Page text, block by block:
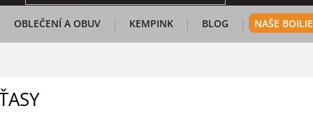
OBLEČENÍ A OBUV KEMPINK BLOG NAŠE